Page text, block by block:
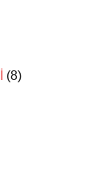
(8)